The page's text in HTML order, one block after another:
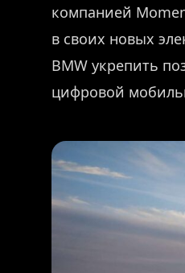
компанией
в своих новых
BMW укрепить
цифровой